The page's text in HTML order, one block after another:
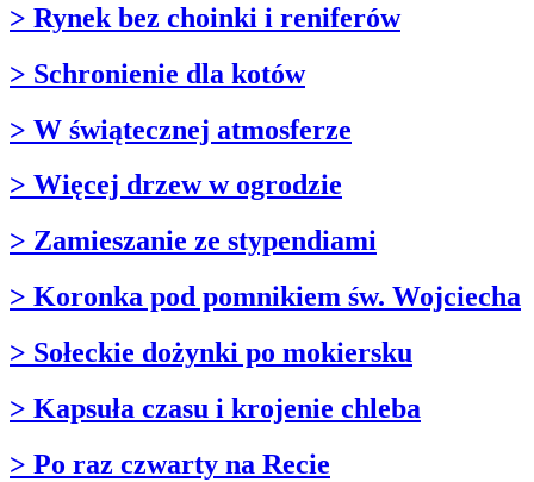
> Rynek bez choinki i reniferów
> Schronienie dla kotów
> W świątecznej atmosferze
> Więcej drzew w ogrodzie
> Zamieszanie ze stypendiami
> Koronka pod pomnikiem św. Wojciecha
> Sołeckie dożynki po mokiersku
> Kapsuła czasu i krojenie chleba
> Po raz czwarty na Recie